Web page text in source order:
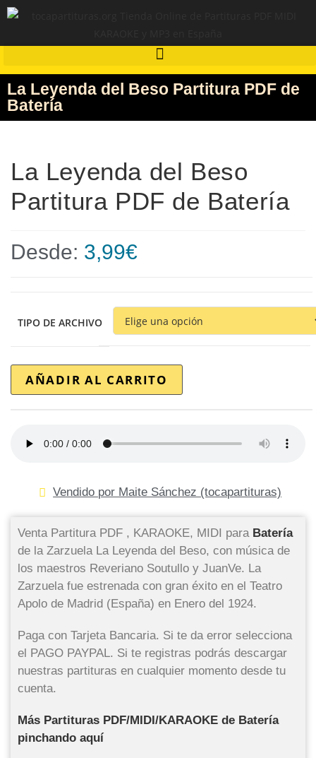
La Leyenda del Beso Partitura PDF de
Batería
La Leyenda del Beso
Partitura PDF de Batería
Desde: 3,99€
TIPO DE ARCHIVO
AÑADIR AL CARRITO
Vendido por Maite Sánchez (tocapartituras)
Venta Partitura PDF , KARAOKE, MIDI para Batería
de la Zarzuela La Leyenda del Beso, con música de
los maestros Reveriano Soutullo y JuanVe. La
Zarzuela fue estrenada con gran éxito en el Teatro
Apolo de Madrid (España) en Enero del 1924.
Paga con Tarjeta Bancaria. Si te da error selecciona
el PAGO PAYPAL. Si te registras podrás descargar
nuestras partituras en cualquier momento desde tu
cuenta.
Más Partituras PDF/MIDI/KARAOKE de Batería
pinchando aquí